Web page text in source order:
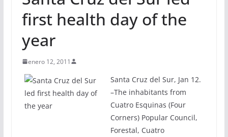
first health day of the
year
enero 12, 2011
Santa Cruz del Sur, Jan 12.
–The inhabitants from
Cuatro Esquinas (Four
Corners) Popular Council,
Forestal, Cuatro